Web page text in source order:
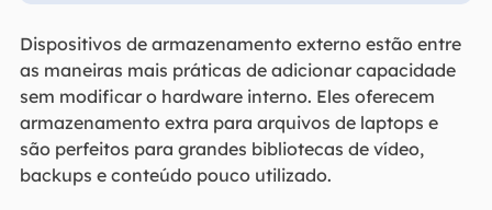
Dispositivos de armazenamento externo estão entre
as maneiras mais práticas de adicionar capacidade
sem modificar o hardware interno. Eles oferecem
armazenamento extra para arquivos de laptops e
são perfeitos para grandes bibliotecas de vídeo,
backups e conteúdo pouco utilizado.